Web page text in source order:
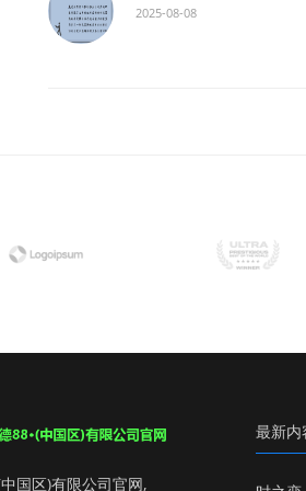
2025-08-08
国区)有限公司官网,
最新内